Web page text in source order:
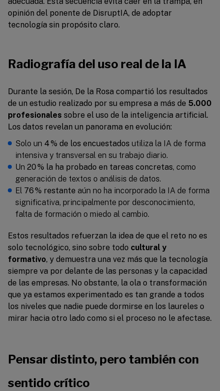
opinión del ponente de DisruptIA, de adoptar
tecnología sin propósito claro.
Radiografía del uso real de la IA
Durante la sesión, De la Rosa compartió los resultados
de un estudio realizado por su empresa a más de 5.000
profesionales sobre el uso de la inteligencia artificial.
Los datos revelan un panorama en evolución:
Solo un 4 % de los encuestados utiliza la IA de forma
intensiva y transversal en su trabajo diario.
Un 20 % la ha probado en tareas concretas, como
generación de textos o análisis de datos.
El 76 % restante aún no ha incorporado la IA de forma
significativa, principalmente por desconocimiento,
falta de formación o miedo al cambio.
Estos resultados refuerzan la idea de que el reto no es
solo tecnológico, sino sobre todo cultural y
formativo, y demuestra una vez más que la tecnología
siempre va por delante de las personas y la capacidad
de las empresas. No obstante, la ola o transformación
que ya estamos experimentado es tan grande a todos
los niveles que nadie puede dormirse en los laureles o
mirar hacia otro lado como si el proceso no le afectase.
Pensar distinto, pero también con
sentido crítico